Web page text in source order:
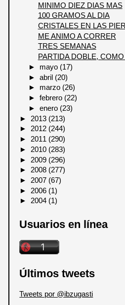
MINIMO DIEZ DIAS MAS
100 GRAMOS AL DIA
CRISTALES EN LAS
ME ANIMO A CORRER
TRES SEMANAS
PARTIDA DOBLE,
► mayo (17)
►abril (20)
► marzo (26)
►febrero (22)
►enero (23)
► 2013 (213)
► 2012 (244)
► 2011 (290)
► 2010 (283)
► 2009 (296)
► 2008 (277)
► 2007 (67)
► 2006 (1)
►2004 (1)
Usuarios en línea
Últimos tweets
Tweets por @ibzugasti